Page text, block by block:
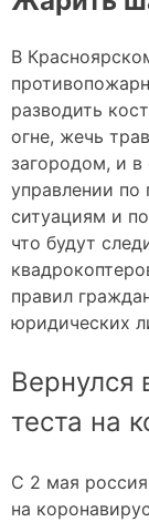
В
разводить
огне, жечь
загородом, и в
управлении
ситуациям и
что будут
правил
юридических
Вернулся
теста на
С 2 мая
на